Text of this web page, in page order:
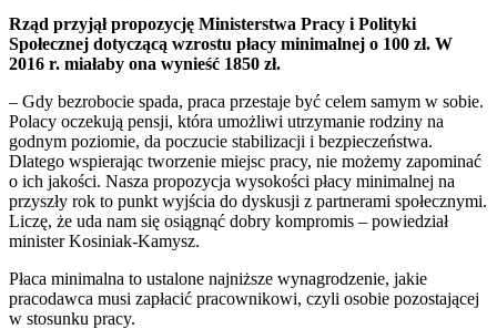
Rząd przyjął propozycję Ministerstwa Pracy i Polityki
Społecznej dotyczącą wzrostu płacy minimalnej o 100 zł. W
2016 r. miałaby ona wynieść 1850 zł.
– Gdy bezrobocie spada, praca przestaje być celem samym w sobie.
Polacy oczekują pensji, która umożliwi utrzymanie rodziny na
godnym poziomie, da poczucie stabilizacji i bezpieczeństwa.
Dlatego wspierając tworzenie miejsc pracy, nie możemy zapominać
o ich jakości. Nasza propozycja wysokości płacy minimalnej na
przyszły rok to punkt wyjścia do dyskusji z partnerami społecznymi.
Liczę, że uda nam się osiągnąć dobry kompromis – powiedział
minister Kosiniak-Kamysz.
Płaca minimalna to ustalone najniższe wynagrodzenie, jakie
pracodawca musi zapłacić pracownikowi, czyli osobie pozostającej
w stosunku pracy.